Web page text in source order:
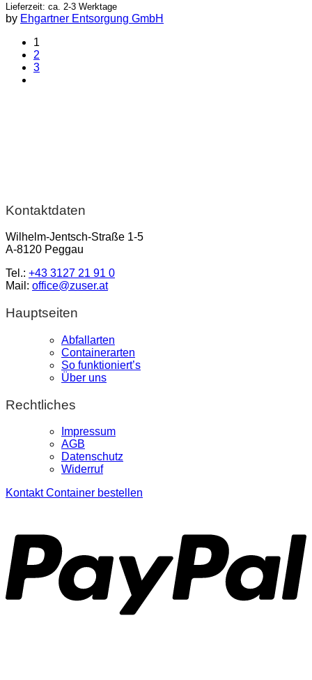
Lieferzeit: ca. 2-3 Werktage
by Ehgartner Entsorgung GmbH
1
2
3
Kontaktdaten
Wilhelm-Jentsch-Straße 1-5
A-8120 Peggau
Tel.: +43 3127 21 91 0
Mail: office@zuser.at
Hauptseiten
Abfallarten
Containerarten
So funktioniert’s
Über uns
Rechtliches
Impressum
AGB
Datenschutz
Widerruf
Kontakt Container bestellen